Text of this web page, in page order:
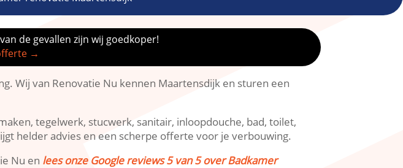
de gevallen zijn wij goedkoper!
→
Wij van Renovatie Nu kennen Maartensdijk en sturen een
tegelwerk, stucwerk, sanitair, inloopdouche, bad, toilet,
helder advies en een scherpe offerte voor je verbouwing.​
Nu en lees onze Google reviews 5 van 5 over Badkamer